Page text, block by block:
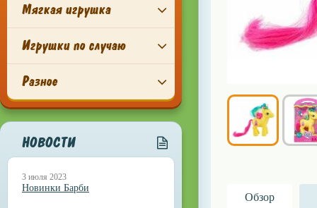
Мягкая игрушка
Игрушки по случаю
Разное
НОВОСТИ
3 июля 2023
Новинки Барби
Обзор